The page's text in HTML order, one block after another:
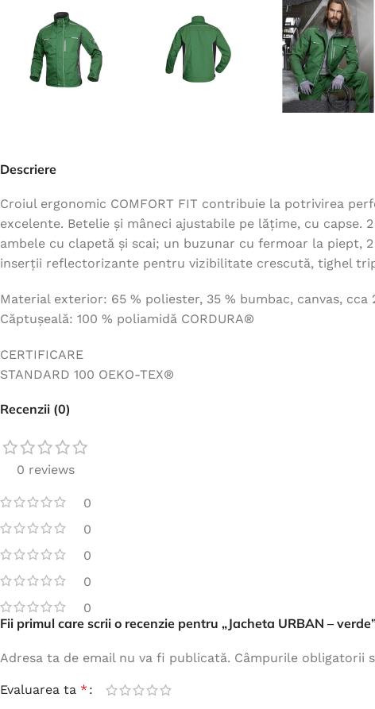
Jachete
Hanorace
Veste
Tricouri
Combinezoane
Halate
Șorțuri
Descriere
Croiul ergonomic COMFORT FIT contribuie la potrivirea
excelente. Betelie și mâneci ajustabile pe lățime, cu
ambele cu clapetă și scai; un buzunar cu fermoar la piept,
inserții reflectorizante pentru vizibilitate crescută, tighel
Material exterior: 65 % poliester, 35 % bumbac, canvas, cca
Căptușeală: 100 % poliamidă CORDURA®
CERTIFICARE
STANDARD 100 OEKO-TEX®
Recenzii (0)
0 reviews
0
0
0
0
0
Fii primul care scrii o recenzie pentru „Jacheta URBAN –
Adresa ta de email nu va fi publicată. Câmpurile obligatorii
Evaluarea ta *